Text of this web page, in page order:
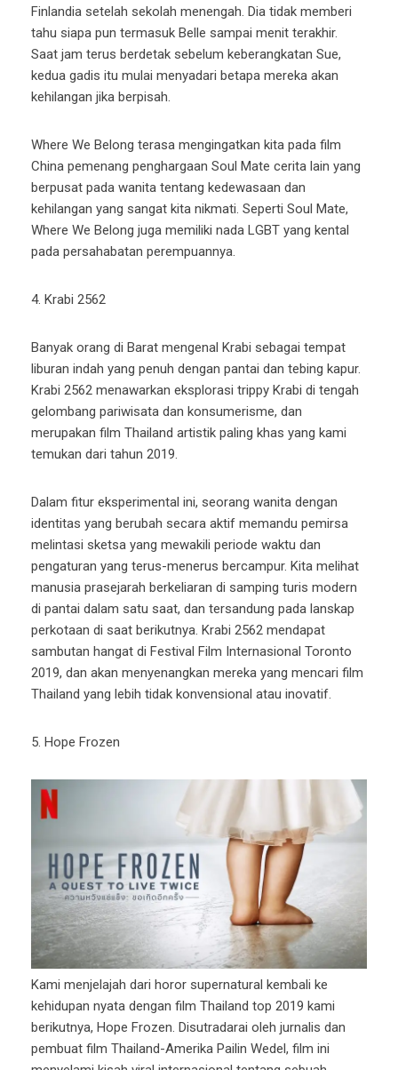
Finlandia setelah sekolah menengah. Dia tidak memberi
tahu siapa pun termasuk Belle sampai menit terakhir.
Saat jam terus berdetak sebelum keberangkatan Sue,
kedua gadis itu mulai menyadari betapa mereka akan
kehilangan jika berpisah.
Where We Belong terasa mengingatkan kita pada film
China pemenang penghargaan Soul Mate cerita lain yang
berpusat pada wanita tentang kedewasaan dan
kehilangan yang sangat kita nikmati. Seperti Soul Mate,
Where We Belong juga memiliki nada LGBT yang kental
pada persahabatan perempuannya.
4. Krabi 2562
Banyak orang di Barat mengenal Krabi sebagai tempat
liburan indah yang penuh dengan pantai dan tebing kapur.
Krabi 2562 menawarkan eksplorasi trippy Krabi di tengah
gelombang pariwisata dan konsumerisme, dan
merupakan film Thailand artistik paling khas yang kami
temukan dari tahun 2019.
Dalam fitur eksperimental ini, seorang wanita dengan
identitas yang berubah secara aktif memandu pemirsa
melintasi sketsa yang mewakili periode waktu dan
pengaturan yang terus-menerus bercampur. Kita melihat
manusia prasejarah berkeliaran di samping turis modern
di pantai dalam satu saat, dan tersandung pada lanskap
perkotaan di saat berikutnya. Krabi 2562 mendapat
sambutan hangat di Festival Film Internasional Toronto
2019, dan akan menyenangkan mereka yang mencari film
Thailand yang lebih tidak konvensional atau inovatif.
5. Hope Frozen
Kami menjelajah dari horor supernatural kembali ke
kehidupan nyata dengan film Thailand top 2019 kami
berikutnya, Hope Frozen. Disutradarai oleh jurnalis dan
pembuat film Thailand-Amerika Pailin Wedel, film ini